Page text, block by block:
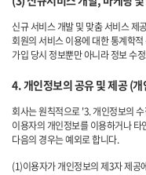
신규 서비스 개발 및 맞춤 서비스 제
회원의 서비스 이용에 대한 통계학
가입 당시 정보뿐만 아니라 정보 수
4. 개인정보의 공유 및 제공 (
회사는 원칙적으로 '3. 개인정보의
이용자의 개인정보를 이용하거나
다음의 경우는 예외로 합니다.
(1)이용자가 개인정보의 제3자 제공